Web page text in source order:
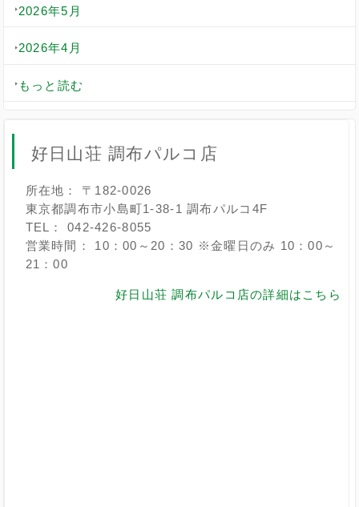
2026年5月
2026年4月
もっと読む
好日山荘 調布パルコ店
所在地： 〒182-0026
東京都調布市小島町1-38-1 調布パルコ4F
TEL： 042-426-8055
営業時間： 10：00～20：30 ※金曜日のみ 10：00～
21：00
好日山荘 調布パルコ店の詳細はこちら